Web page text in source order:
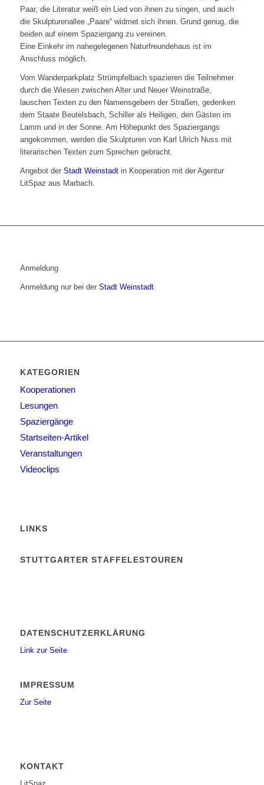
Paar, die Literatur weiß ein Lied von ihnen zu singen, und auch
die Skulpturenallee „Paare“ widmet sich ihnen. Grund genug, die
beiden auf einem Spaziergang zu vereinen.
Eine Einkehr im nahegelegenen Naturfreundehaus ist im
Anschluss möglich.
Vom Wanderparkplatz Strümpfelbach spazieren die Teilnehmer
durch die Wiesen zwischen Alter und Neuer Weinstraße,
lauschen Texten zu den Namensgebern der Straßen, gedenken
dem Staate Beutelsbach, Schiller als Heiligen, den Gästen im
Lamm und in der Sonne. Am Höhepunkt des Spaziergangs
angekommen, werden die Skulpturen von Karl Ulrich Nuss mit
literarischen Texten zum Sprechen gebracht.
Angebot der Stadt Weinstadtin Kooperation mit der Agentur
LitSpaz aus Marbach.
Anmeldung
Anmeldung nur bei der Stadt Weinstadt.
KATEGORIEN
Kooperationen
Lesungen
Spaziergänge
Startseiten-Artikel
Veranstaltungen
Videoclips
LINKS
STUTTGARTER STÄFFELESTOUREN
DATENSCHUTZERKLÄRUNG
Link zur Seite
IMPRESSUM
Zur Seite
KONTAKT